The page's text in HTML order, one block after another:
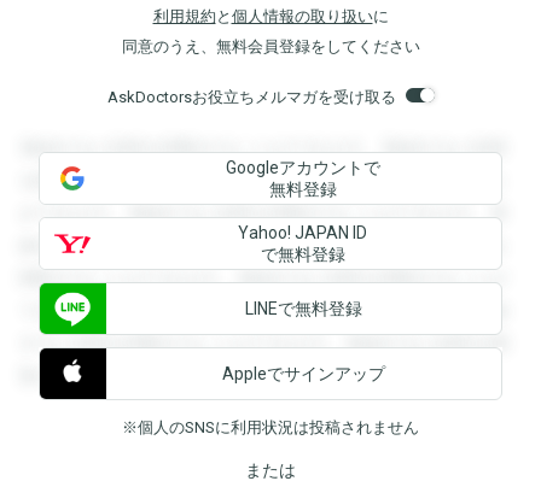
利用規約 と 個人情報の取り扱いに
同意のうえ、無料会員登録をしてください
AskDoctorsお役立ちメルマガを受け取る
登録すると回答を閲覧することができます。登録すると回答
を閲覧することができます。登録すると回答を閲覧すること
ができます。登録すると回答を閲覧することができます。登
録すると回答を閲覧することができます。登録すると回答を
閲覧することができます。登録すると回答を閲覧することが
できます。登録すると回答を閲覧することができます。登録
すると回答を閲覧することができます。登録すると回答を閲
覧することができます。
Googleアカウントで
無料登録
Yahoo! JAPAN ID
で無料登録
LINEで無料登録
Appleでサインアップ
※個人のSNSに利用状況は投稿されません
または